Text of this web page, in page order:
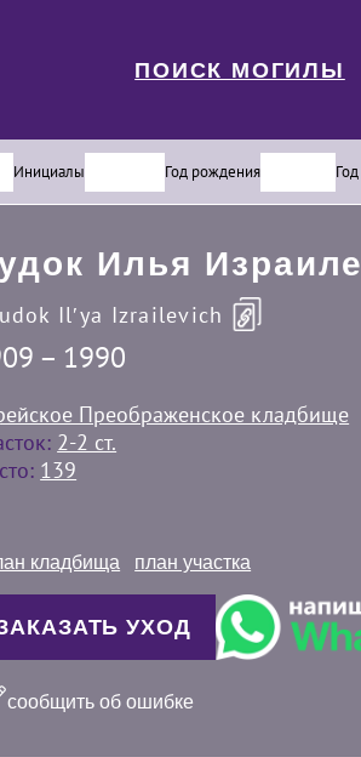
ПОИСК МОГИЛЫ
Инициалы Год рождения
Илья
Ilʹya Izrailevich
– 1990
Преображенское кладбище
2-2 ст.
139
кладбища план участка
УХОД
сообщить об ошибке